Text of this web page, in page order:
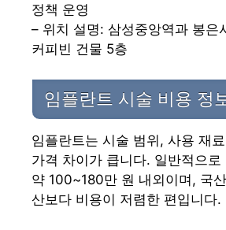
정책 운영
– 위치 설명: 삼성중앙역과 봉은
커피빈 건물 5층
임플란트 시술 비용 정
임플란트는 시술 범위, 사용 재
가격 차이가 큽니다. 일반적으로
약 100~180만 원 내외이며, 국
산보다 비용이 저렴한 편입니다.